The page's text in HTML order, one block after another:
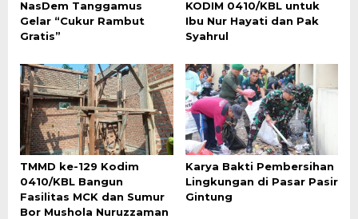
NasDem Tanggamus
Gelar “Cukur Rambut
Gratis”
KODIM 0410/KBL untuk
Ibu Nur Hayati dan Pak
Syahrul
TMMD ke-129 Kodim
0410/KBL Bangun
Fasilitas MCK dan Sumur
Bor Mushola Nuruzzaman
Karya Bakti Pembersihan
Lingkungan di Pasar Pasir
Gintung